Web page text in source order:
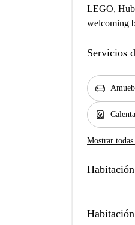
LEGO,
welcoming
Servicios
chair
water_heater
Mostrar